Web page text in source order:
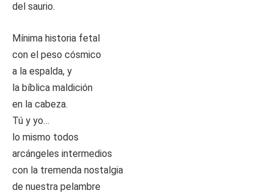
del saurio.
Mínima historia fetal
con el peso cósmico
a la espalda, y
la bíblica maldición
en la cabeza.
Tú y yo…
lo mismo todos
arcángeles intermedios
con la tremenda nostalgia
de nuestra pelambre